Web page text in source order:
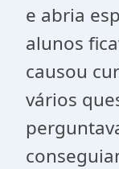
e abria
alunos
causou
vários